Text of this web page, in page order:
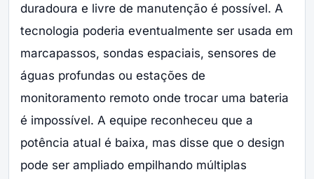
duradoura e livre de manutenção é possível. A
tecnologia poderia eventualmente ser usada em
marcapassos, sondas espaciais, sensores de
águas profundas ou estações de
monitoramento remoto onde trocar uma bateria
é impossível. A equipe reconheceu que a
potência atual é baixa, mas disse que o design
pode ser ampliado empilhando múltiplas